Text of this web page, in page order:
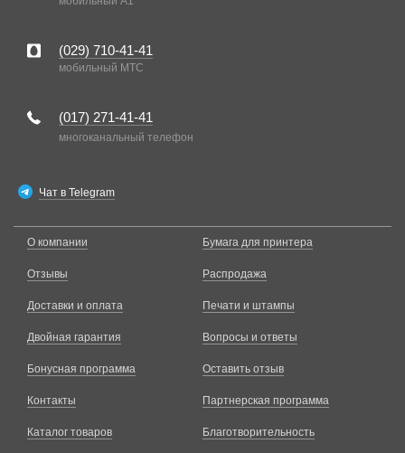
(029) 710-41-41
мобильный MTC
(017) 271-41-41
многоканальный телефон
Чат в Telegram
О компании
Отзывы
Доставки и оплата
Двойная гарантия
Бонусная программа
Контакты
Каталог товаров
Бумага для принтера
Распродажа
Печати и штампы
Вопросы и ответы
Оставить отзыв
Партнерская программа
Благотворительность